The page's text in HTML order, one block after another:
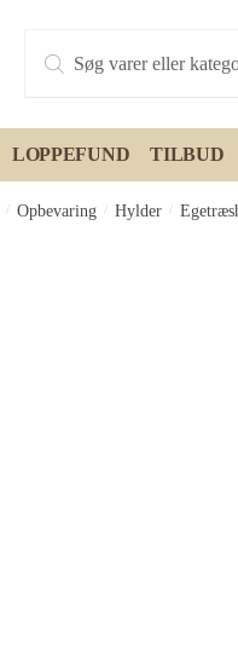
search
LOPPEFUND TILBUD
Opbevaring Hylder